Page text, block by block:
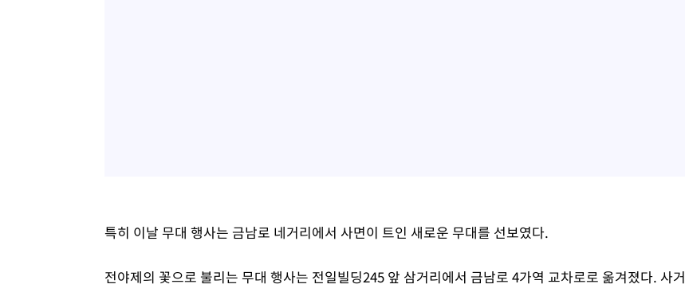
특히 이날 무대 행사는 금남로 네거리에서 사면이 트인 새로운 무대를 선보였다.
전야제의 꽃으로 불리는 무대 행사는 전일빌딩245 앞 삼거리에서 금남로 4가역 교차로로 옮겨졌다. 사거